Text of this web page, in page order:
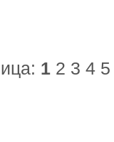
1 2 3 4 5